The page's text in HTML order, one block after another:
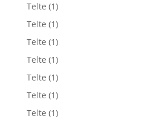
Telte (1)
Telte (1)
Telte (1)
Telte (1)
Telte (1)
Telte (1)
Telte (1)